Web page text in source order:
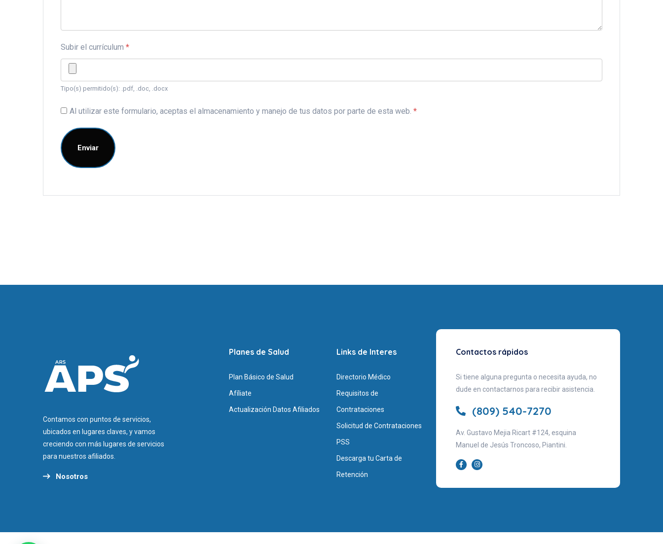
Subir el currículum *
Tipo(s) permitido(s): .pdf, .doc, .docx
Al utilizar este formulario, aceptas el almacenamiento y manejo de tus datos por parte de esta web. *
Contamos con puntos de servicios,
ubicados en lugares claves, y vamos
creciendo con más lugares de servicios
para nuestros afiliados.
Nosotros
Planes de Salud
Plan Básico de Salud
Afíliate
Actualización Datos Afiliados
Links de Interes
Directorio Médico
Requisitos de
Contrataciones
Solicitud de Contrataciones
PSS
Descarga tu Carta de
Retención
Contactos rápidos
Si tiene alguna pregunta o necesita ayuda, no
dude en contactarnos para recibir asistencia.
(809) 540-7270
Av. Gustavo Mejia Ricart #124, esquina
Manuel de Jesús Troncoso, Piantini.